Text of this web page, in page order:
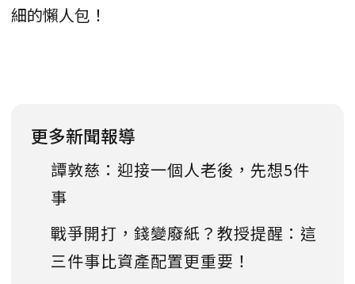
細的懶人包！
更多新聞報導
譚敦慈：迎接一個人老後，先想5件
事
戰爭開打，錢變廢紙？教授提醒：這
三件事比資產配置更重要！